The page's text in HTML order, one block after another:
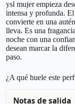
ysl mujer empieza
intensa y profunda.
convierte en una
lleva. Es una
noche con una
desean marcar la
paso.
¿A qué huele este
Notas de salida